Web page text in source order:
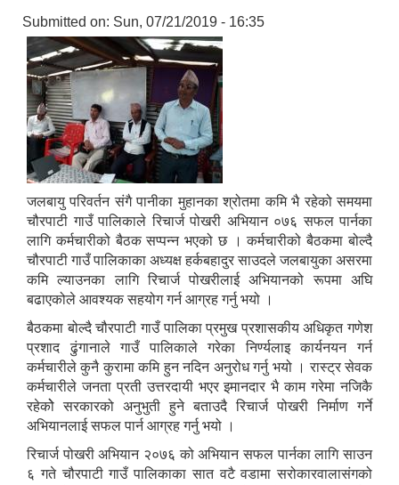
Submitted on: Sun, 07/21/2019 - 16:35
जलबायु परिवर्तन संगै पानीका मुहानका श्रोतमा कमि भै रहेको समयमा
चौरपाटी गाउँ पालिकाले रिचार्ज पोखरी अभियान ०७६ सफल पार्नका
लागि कर्मचारीको बैठक सप्पन्न भएको छ । कर्मचारीको बैठकमा बोल्दै
चौरपाटी गाउँ पालिकाका अध्यक्ष हर्कबहादुर साउदले जलबायुका असरमा
कमि ल्याउनका लागि रिचार्ज पोखरीलाई अभियानको रूपमा अघि
बढाएकोले आवश्यक सहयोग गर्न आग्रह गर्नु भयो ।
बैठकमा बोल्दै चौरपाटी गाउँ पालिका प्रमुख प्रशासकीय अधिकृत गणेश
प्रशाद ढुंगानाले गाउँ पालिकाले गरेका निर्ण्यलाइ कार्यनयन गर्न
कर्मचारीले कुनै कुरामा कमि हुन नदिन अनुरोध गर्नु भयो । रास्ट्र सेवक
कर्मचारीले जनता प्रती उत्तरदायी भएर इमानदार भै काम गरेमा नजिकै
रहेकोे सरकारको अनुभुती हुने बताउदै रिचार्ज पोखरी निर्माण गर्ने
अभियानलाई सफल पार्न आग्रह गर्नु भयो ।
रिचार्ज पोखरी अभियान २०७६ को अभियान सफल पार्नका लागि साउन
६ गते चौरपाटी गाउँ पालिकाका सात वटै वडामा सरोकारवालासंगको